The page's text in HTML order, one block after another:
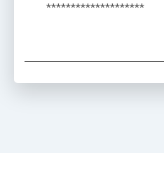
********************